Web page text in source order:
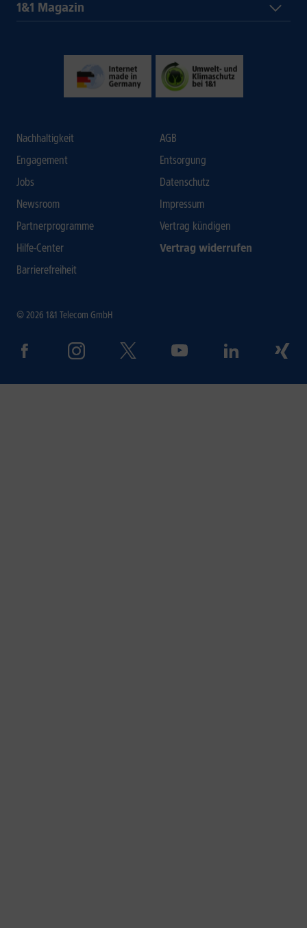
1&1 Magazin
Nachhaltigkeit
Engagement
Jobs
Newsroom
Partnerprogramme
Hilfe-Center
Barrierefreiheit
AGB
Entsorgung
Datenschutz
Impressum
Vertrag kündigen
Vertrag widerrufen
© 2026 1&1 Telecom GmbH